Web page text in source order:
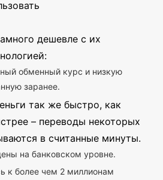
дешевле с их
обменный курс и низкую
заранее.
так же быстро, как
– переводы некоторых
в считанные минуты.
на банковском уровне.
к более чем 2 миллионам